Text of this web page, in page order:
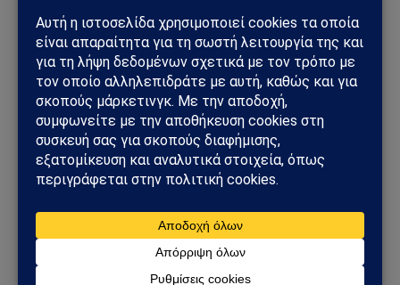
Ρόμπερτ Κιγιοσάκι: «Έρχεται το μεγαλύτερο
οικονομικό κραχ στην ιστορία» – Νέα
προειδοποίηση για το 2026-2027